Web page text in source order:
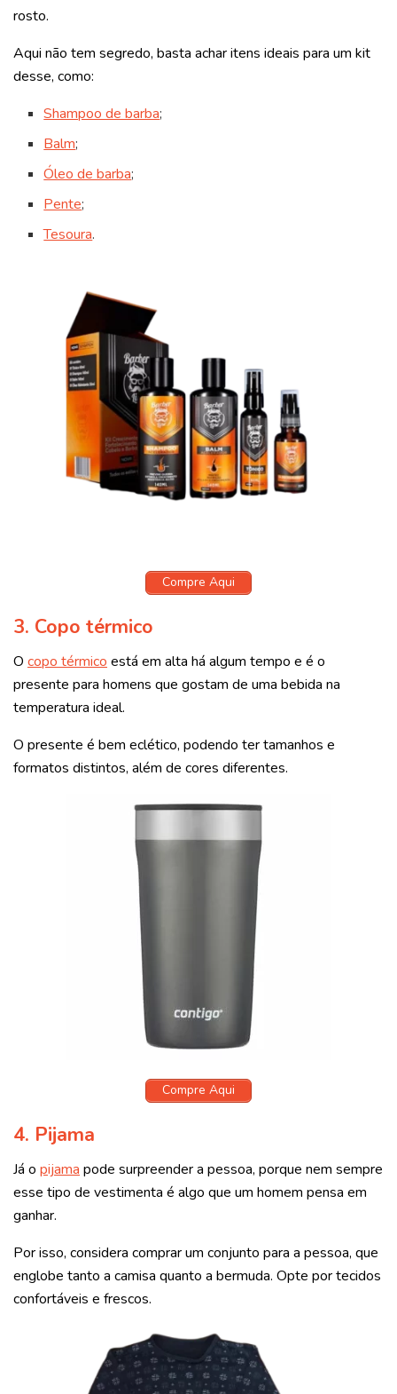
rosto.
Aqui não tem segredo, basta achar itens ideais para um kit
desse, como:
Shampoo de barba;
Balm;
Óleo de barba;
Pente;
Tesoura.
Compre Aqui
3. Copo térmico
O copo térmico está em alta há algum tempo e é o
presente para homens que gostam de uma bebida na
temperatura ideal.
O presente é bem eclético, podendo ter tamanhos e
formatos distintos, além de cores diferentes.
Compre Aqui
4. Pijama
Já o pijama pode surpreender a pessoa, porque nem sempre
esse tipo de vestimenta é algo que um homem pensa em
ganhar.
Por isso, considera comprar um conjunto para a pessoa, que
englobe tanto a camisa quanto a bermuda. Opte por tecidos
confortáveis e frescos.